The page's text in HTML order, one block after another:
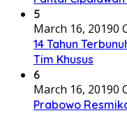
5
March 16, 20190
14 Tahun
Tim Khusus
6
March 16, 20190
Prabowo